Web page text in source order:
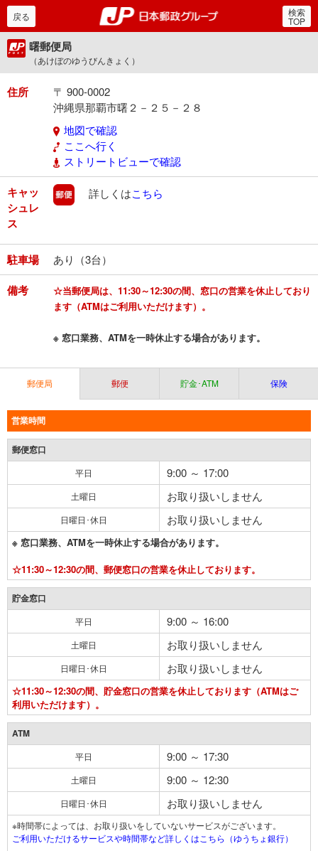
郵便局・日本郵政グルー
戻る 検索
TOP
曙郵便局
（あけぼのゆうびんきょく）
住所
〒 900-0002
沖縄県那覇市曙２－２５－２８
地図で確認
ここへ行く
ストリートビューで確認
キャッ
シュレ
ス
郵便
詳しくはこちら
駐車場 あり（3台）
備考
☆当郵便局は、11:30～12:30の間、窓口の営業を休止しており
ます（ATMはご利用いただけます）。
※ 窓口業務、ATMを一時休止する場合があります。
郵便局 郵便 貯金･ATM 保険
営業時間
郵便窓口
平日 9:00 ～ 17:00
土曜日 お取り扱いしません
日曜日･休日 お取り扱いしません
※ 窓口業務、ATMを一時休止する場合があります。
☆11:30～12:30の間、郵便窓口の営業を休止しております。
貯金窓口
平日 9:00 ～ 16:00
土曜日 お取り扱いしません
日曜日･休日 お取り扱いしません
☆11:30～12:30の間、貯金窓口の営業を休止しております（ATMはご
利用いただけます）。
ATM
平日 9:00 ～ 17:30
土曜日 9:00 ～ 12:30
日曜日･休日 お取り扱いしません
※時間帯によっては、お取り扱いをしていないサービスがございます。
ご利用いただけるサービスや時間帯など詳しくはこちら（ゆうちょ銀行）